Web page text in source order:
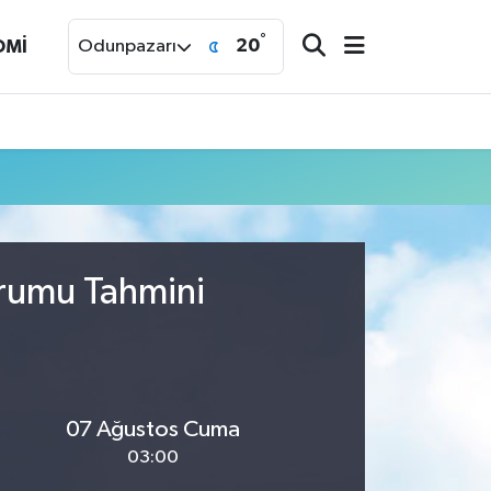
Odunpazarı 20°
Tahmini
07 Ağustos Cuma
03:00